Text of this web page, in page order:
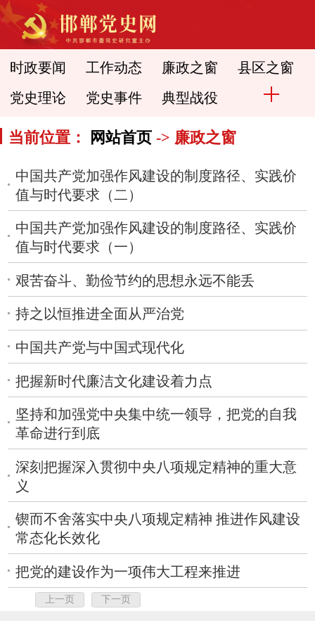
时政要闻 工作动态 廉政之窗 县区之窗
党史理论 党史事件 典型战役
当前位置： 网站首页 -> 廉政之窗
中国共产党加强作风建设的制度路径、实践价
值与时代要求（二）
中国共产党加强作风建设的制度路径、实践价
值与时代要求（一）
艰苦奋斗、勤俭节约的思想永远不能丢
持之以恒推进全面从严治党
中国共产党与中国式现代化
把握新时代廉洁文化建设着力点
坚持和加强党中央集中统一领导，把党的自我
革命进行到底
深刻把握深入贯彻中央八项规定精神的重大意
义
锲而不舍落实中央八项规定精神 推进作风建设
常态化长效化
把党的建设作为一项伟大工程来推进
上一页 下一页